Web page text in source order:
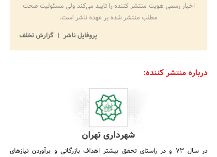
اخبار رسمی هویت منتشر کننده را تایید می‌کند ولی مسئولیت صحت
مطلب منتشر شده بر عهده ناشر است.
پروفایل ناشر
گزارش تخلف
درباره منتشر کننده:
شهرداری تهران
در سال‌ 73 و در راستای‌ تحقق‌ بیشتر اهداف‌ بازرگانی‌ و برآوردن‌ نیازهای‌